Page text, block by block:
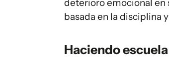
deterioro emocional en
basada en la disciplina
Haciendo escuela